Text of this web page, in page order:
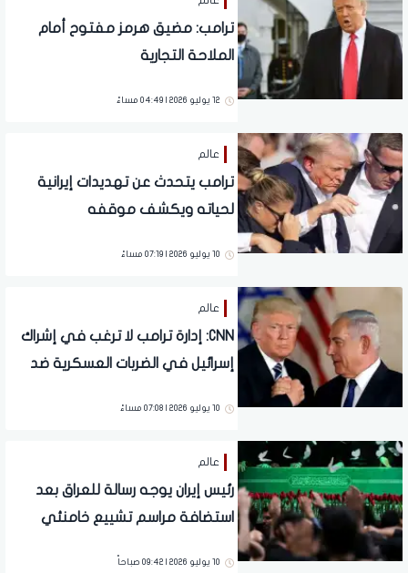
ترامب: مضيق هرمز مفتوح أمام
الملاحة التجارية
12 يوليو 2026 | 04:49 مساءً
عالم
ترامب يتحدث عن تهديدات إيرانية
لحياته ويكشف موقفه
10 يوليو 2026 | 07:19 مساءً
عالم
CNN: إدارة ترامب لا ترغب في إشراك
إسرائيل في الضربات العسكرية ضد
10 يوليو 2026 | 07:08 مساءً
عالم
رئيس إيران يوجه رسالة للعراق بعد
استضافة مراسم تشييع خامنئي
10 يوليو 2026 | 09:42 صباحاً